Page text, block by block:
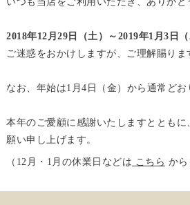
2018年12月29日（土）～2019年1月3日（
ご迷惑をおかけしますが、ご理解賜りま
なお、年始は1月4日（金）から通常どお
本年のご愛顧に感謝いたしますととも
願い申し上げます。
（12月・1月の休業日などは こちら から